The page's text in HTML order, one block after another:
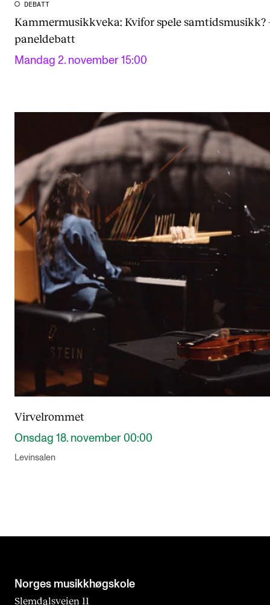
DEBATT
Kammermusikkveka: Kvifor spele samtidsmusikk?
paneldebatt
Mandag 2. november 15:00
Virvelrommet
Onsdag 18. november 00:00
Levinsalen
Norges musikk­høgskole
Slemdalsveien 11